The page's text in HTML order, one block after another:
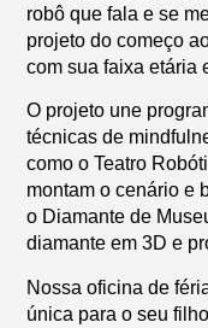
robô que fala e se
projeto do começo
com sua faixa etária
O projeto une
técnicas de
como o Teatro
montam o cenário e
o Diamante de
diamante em 3D e
Nossa oficina de
única para o seu